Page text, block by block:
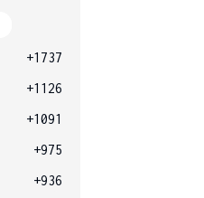
+1737
+1126
+1091
+975
+936